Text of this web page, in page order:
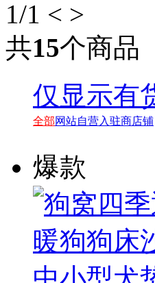
1/1 < >
共15个商品
仅显示有
全部网站自营入驻商店铺
爆款